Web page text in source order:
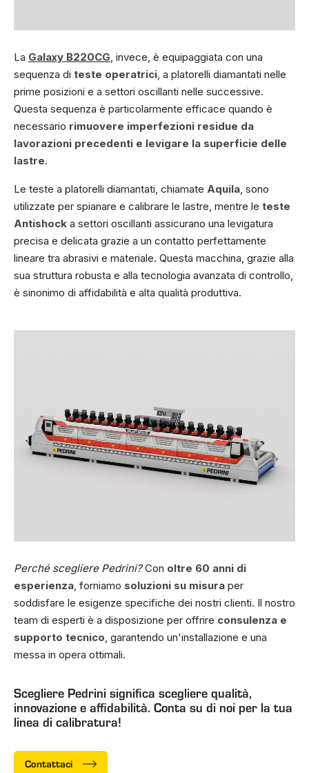
La Galaxy B220CG , invece, è equipaggiata con una
sequenza di teste operatrici , a platorelli diamantati nelle
prime posizioni e a settori oscillanti nelle successive.
Questa sequenza è particolarmente efficace quando è
necessario rimuovere imperfezioni residue da
lavorazioni precedenti e levigare la superficie delle
lastre.
Le teste a platorelli diamantati, chiamate Aquila , sono
utilizzate per spianare e calibrare le lastre, mentre le teste
Antishock a settori oscillanti assicurano una levigatura
precisa e delicata grazie a un contatto perfettamente
lineare tra abrasivi e materiale. Questa macchina, grazie alla
sua struttura robusta e alla tecnologia avanzata di controllo,
è sinonimo di affidabilità e alta qualità produttiva.
Perché scegliere Pedrini?Con oltre 60 anni di
esperienza, forniamo soluzioni su misura per
soddisfare le esigenze specifiche dei nostri clienti. Il nostro
team di esperti è a disposizione per offrire consulenza e
supporto tecnico, garantendo un'installazione e una
messa in opera ottimali.
Scegliere Pedrini significa scegliere qualità,
innovazione e affidabilità. Conta su di noi per la tua
linea di calibratura!
Contattaci